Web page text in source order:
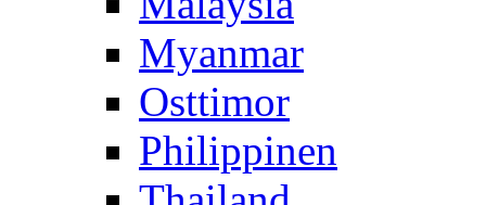
Myanmar
Osttimor
Philippinen